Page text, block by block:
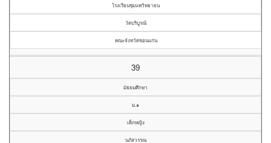
โรงเรียนชุมแพวิทยายน
วัดบริบูรณ์
คณะจังหวัดขอนแก่น
39
มัธยมศึกษา
ม.๑
เด็กหญิง
นภัสวรรณ